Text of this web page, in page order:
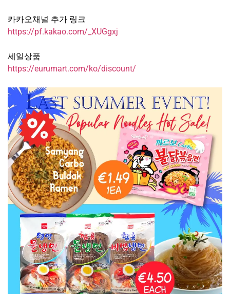
카카오채널 추가 링크
https://pf.kakao.com/_XUGgxj
세일상품
https://eurumart.com/ko/discount/